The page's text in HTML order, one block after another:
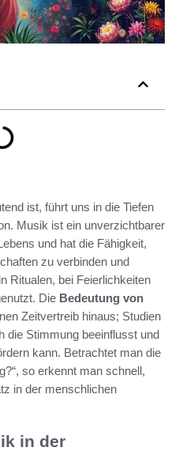
ist, führt uns in die Tiefen
Musik ist ein unverzichtbarer
und hat die Fähigkeit,
zu verbinden und
Ritualen, bei Feierlichkeiten
Die Bedeutung von
Zeitvertreib hinaus; Studien
die Stimmung beeinflusst und
kann. Betrachtet man die
so erkennt man schnell,
in der menschlichen
in der